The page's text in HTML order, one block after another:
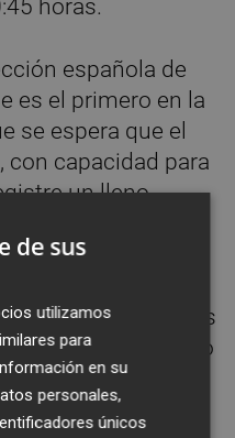
horas.
española de
es el primero en la
se espera que el
con capacidad para
un lleno.
del
el debut de la
nacional tras
el de su nuevo
Martínez.
de sus
utilizamos
para
en su
personales,
únicos